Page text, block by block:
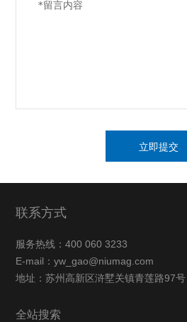
联系方式
服务热线：400 060 3233
E-mail：yw_gao@niumag.com
地址：苏州高新区浒墅关镇青莲路97号
全站搜索